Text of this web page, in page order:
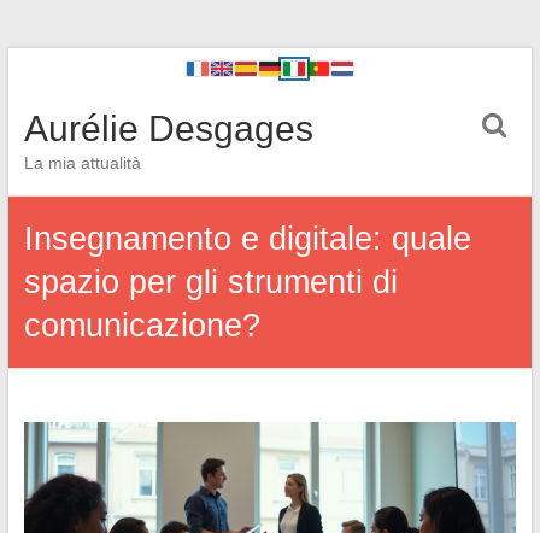
Aurélie Desgages
La mia attualità
Insegnamento e digitale: quale
spazio per gli strumenti di
comunicazione?